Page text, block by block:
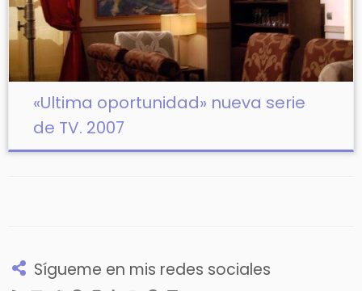
«Ultima oportunidad» nueva serie
de TV. 2007
Sígueme en mis redes sociales